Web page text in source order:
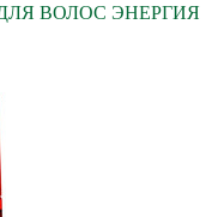
ДЛЯ ВОЛОС ЭНЕРГИЯ